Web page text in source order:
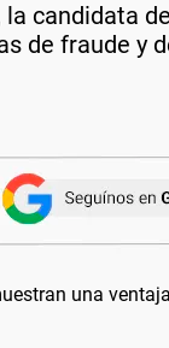
candidata
de fraude y